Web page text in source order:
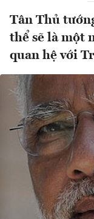
Tân Thủ
thể sẽ là một
quan hệ với